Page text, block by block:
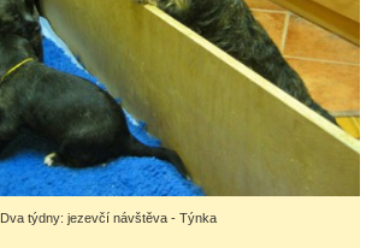
Dva týdny: jezevčí návštěva - Týnka